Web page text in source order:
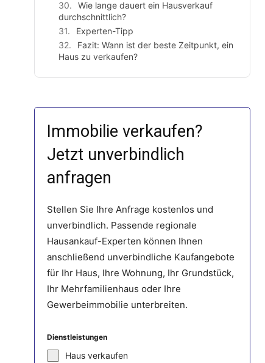
Wie lange dauert ein Hausverkauf
durchschnittlich?
Experten-Tipp
Fazit: Wann ist der beste Zeitpunkt, ein
Haus zu verkaufen?
Immobilie verkaufen?
Jetzt unverbindlich
anfragen
Stellen Sie Ihre Anfrage kostenlos und
unverbindlich. Passende regionale
Hausankauf-Experten können Ihnen
anschließend unverbindliche Kaufangebote
für Ihr Haus, Ihre Wohnung, Ihr Grundstück,
Ihr Mehrfamilienhaus oder Ihre
Gewerbeimmobilie unterbreiten.
Dienstleistungen
Haus verkaufen